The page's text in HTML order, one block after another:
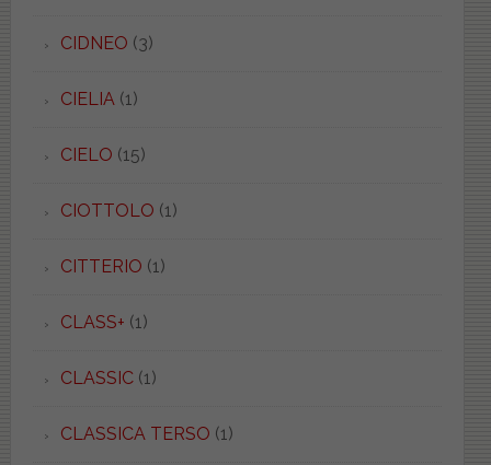
CIDNEO (3)
CIELIA(1)
CIELO (15)
CIOTTOLO (1)
CITTERIO (1)
CLASS+ (1)
CLASSIC(1)
CLASSICA TERSO (1)